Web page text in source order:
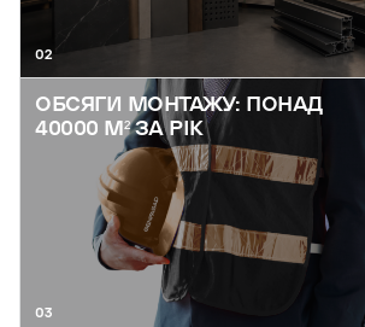
02
ОБСЯГИ МОНТАЖУ: ПОНАД
40000 М² ЗА РІК
03